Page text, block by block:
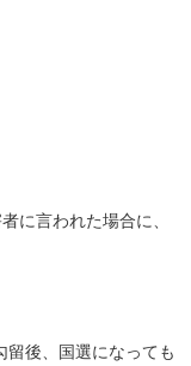
に言われた場合に、
留後、国選になっても